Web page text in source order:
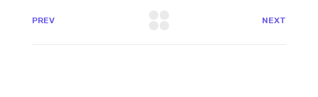
PREV NEXT